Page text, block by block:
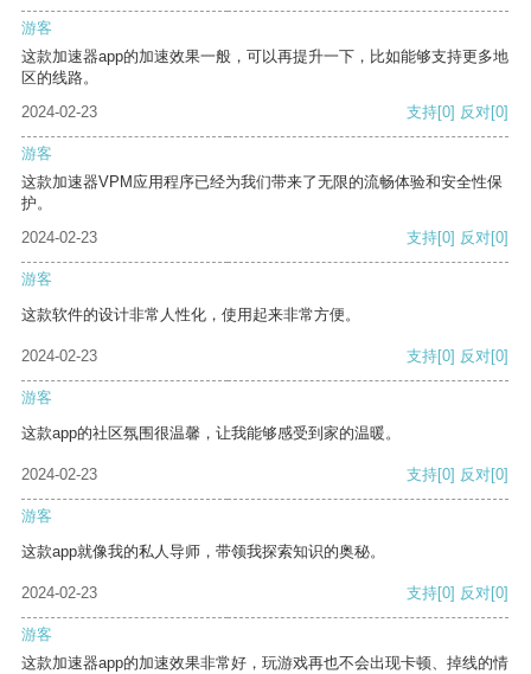
游客
这款加速器app的加速效果一般，可以再提升一下，比如能够支持更多地
区的线路。
2024-02-23
支持[0] 反对[0]
游客
这款加速器VPM应用程序已经为我们带来了无限的流畅体验和安全性保
护。
2024-02-23
支持[0] 反对[0]
游客
这款软件的设计非常人性化，使用起来非常方便。
2024-02-23 支持[0] 反对[0]
游客
这款app的社区氛围很温馨，让我能够感受到家的温暖。
2024-02-23 支持[0] 反对[0]
游客
这款app就像我的私人导师，带领我探索知识的奥秘。
2024-02-23 支持[0] 反对[0]
游客
这款加速器app的加速效果非常好，玩游戏再也不会出现卡顿、掉线的情